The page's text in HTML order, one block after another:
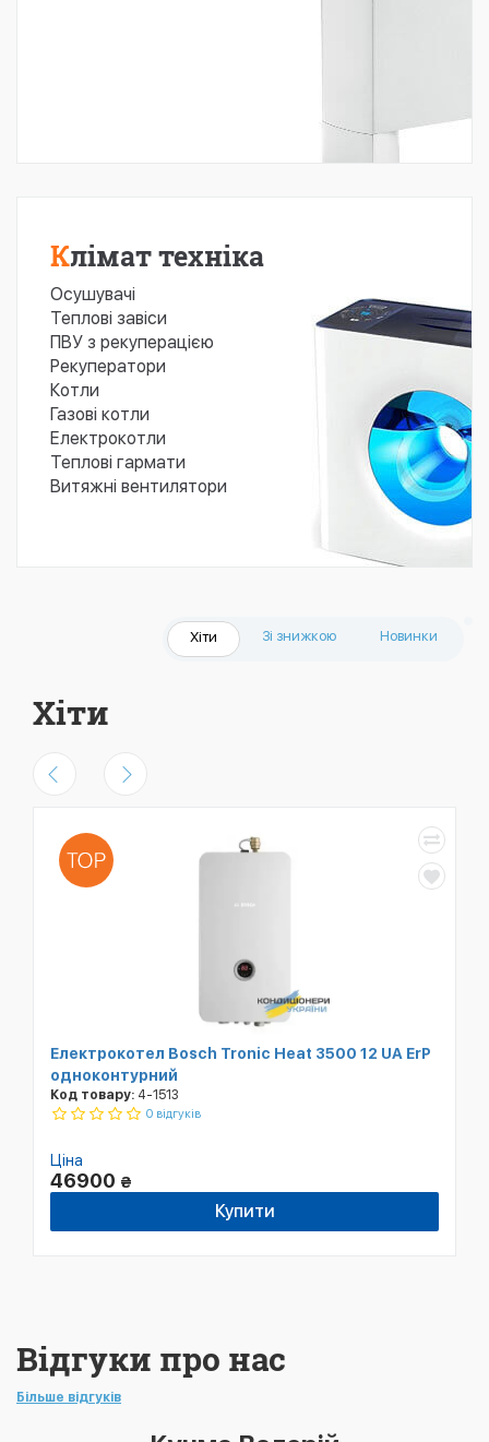
Клімат техніка
Осушувачі
Теплові завіси
ПВУ з рекуперацією
Рекуператори
Котли
Газові котли
Електрокотли
Теплові гармати
Витяжні вентилятори
Хіти Зі знижкою Новинки
Хіти
Електрокотел Bosch Tronic Heat 3500 12 UA ErP
одноконтурний
Код товару: 4-1513
0 відгуків
Ціна
46900 ₴
Купити
Відгуки про нас
Більше відгуків